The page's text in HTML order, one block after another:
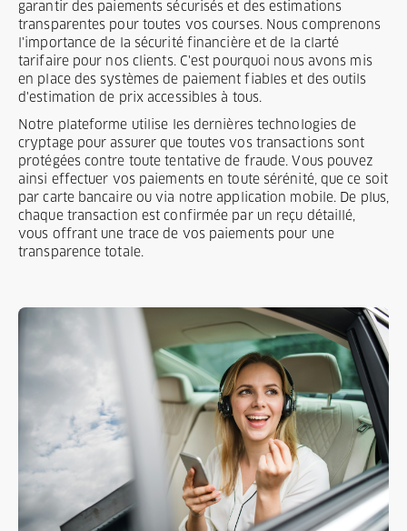
garantir des paiements sécurisés et des estimations
transparentes pour toutes vos courses. Nous comprenons
l'importance de la sécurité financière et de la clarté
tarifaire pour nos clients. C'est pourquoi nous avons mis
en place des systèmes de paiement fiables et des outils
d'estimation de prix accessibles à tous.
Notre plateforme utilise les dernières technologies de
cryptage pour assurer que toutes vos transactions sont
protégées contre toute tentative de fraude. Vous pouvez
ainsi effectuer vos paiements en toute sérénité, que ce soit
par carte bancaire ou via notre application mobile. De plus,
chaque transaction est confirmée par un reçu détaillé,
vous offrant une trace de vos paiements pour une
transparence totale.